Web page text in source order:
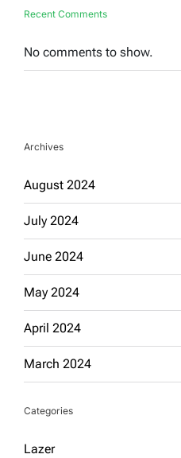
Recent Comments
No comments to show.
Archives
August 2024
July 2024
June 2024
May 2024
April 2024
March 2024
Categories
Lazer